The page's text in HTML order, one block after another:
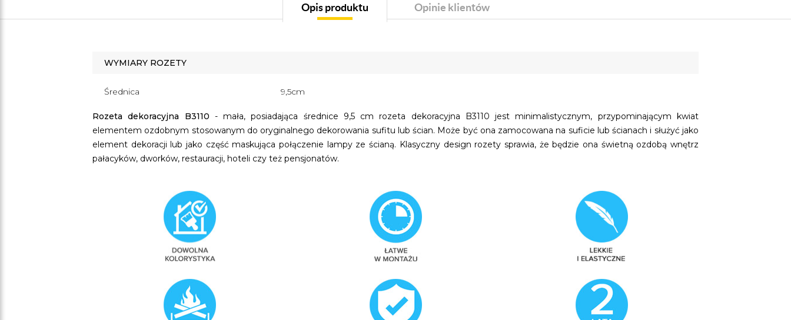
Opis produktu Opinie klientów
WYMIARY ROZETY
Średnica 9,5cm
Rozeta dekoracyjna B3110 - mała, posiadająca średnice 9,5 cm rozeta dekoracyjna B3110 jest minimalistycznym, przypominającym kwiat
elementem ozdobnym stosowanym do oryginalnego dekorowania sufitu lub ścian. Może być ona zamocowana na suficie lub ścianach i służyć jako
element dekoracji lub jako część maskująca połączenie lampy ze ścianą. Klasyczny design rozety sprawia, że będzie ona świetną ozdobą wnętrz
pałacyków, dworków, restauracji, hoteli czy też pensjonatów.